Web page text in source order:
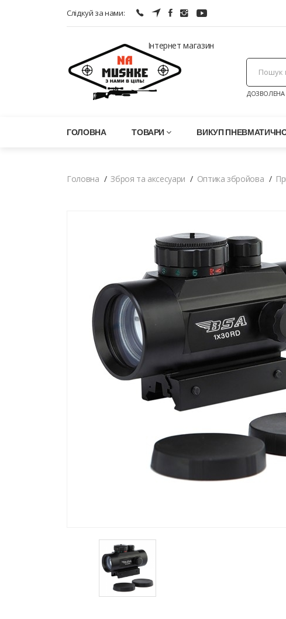
Слідкуй за нами:
Інтернет магазин
ДОЗВОЛЕНА
ГОЛОВНА ТОВАРИ ВИКУП
Головна Зброя та аксесуари Оптика збройова